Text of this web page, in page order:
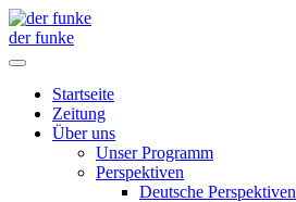
der funke
Startseite
Zeitung
Über uns
Unser Programm
Perspektiven
Deutsche Perspektiven